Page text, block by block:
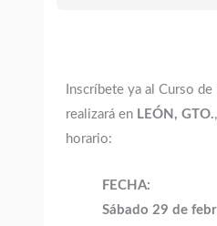
Inscríbete ya al Curso
realizará en LEÓN, GTO.
horario:
FECHA:
Sábado 29 de